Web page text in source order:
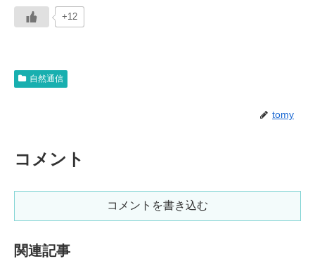
+12
自然通信
tomy
コメント
コメントを書き込む
関連記事